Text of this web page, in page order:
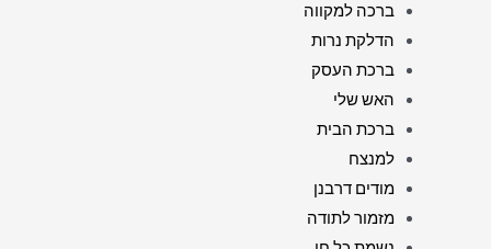
ברכה למקווה
הדלקת נרות
ברכת העסק
האש שלי
ברכת הבית
למנצח
מודים דרבנן
מזמור לתודה